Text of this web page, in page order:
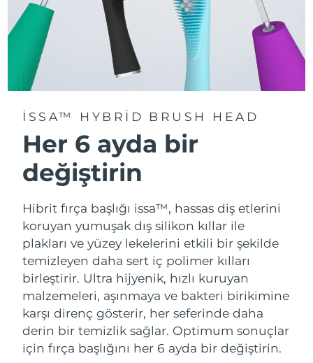
ISSA™ HYBRID BRUSH HEAD
Her 6 ayda bir
değiştirin
Hibrit fırça başlığı issa™, hassas diş etlerini
koruyan yumuşak dış silikon kıllar ile
plakları ve yüzey lekelerini etkili bir şekilde
temizleyen daha sert iç polimer kılları
birleştirir. Ultra hijyenik, hızlı kuruyan
malzemeleri, aşınmaya ve bakteri birikimine
karşı direnç gösterir, her seferinde daha
derin bir temizlik sağlar. Optimum sonuçlar
için fırça başlığını her 6 ayda bir değiştirin.